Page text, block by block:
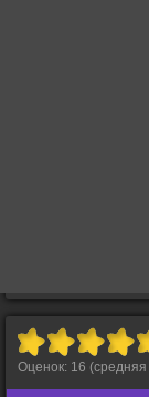
Оценок: 16 (средняя